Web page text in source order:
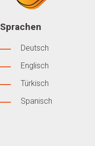
Sprachen
Deutsch
Englisch
Türkisch
Spanisch